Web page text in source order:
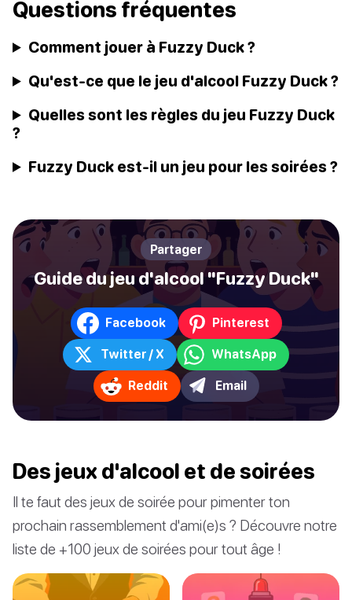
Questions fréquentes
Comment jouer à Fuzzy Duck ?
Qu'est-ce que le jeu d'alcool Fuzzy Duck ?
Quelles sont les règles du jeu Fuzzy Duck
?
Fuzzy Duck est-il un jeu pour les soirées ?
Partager
Guide du jeu d'alcool "Fuzzy Duck"
Facebook Pinterest
Twitter / X WhatsApp
Reddit Email
Des jeux d'alcool et de soirées
Il te faut des jeux de soirée pour pimenter ton
prochain rassemblement d'ami(e)s ? Découvre notre
liste de +100 jeux de soirées pour tout âge !